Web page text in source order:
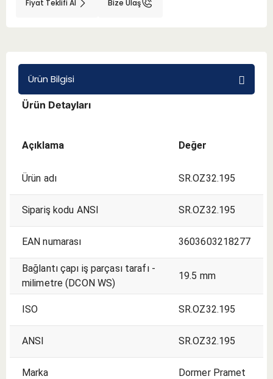
Adaptörler
Aksesuarlar
Fiyat Teklifi Al Bize Ulaş
Ürün Bilgisi
Ürün Detayları
Açıklama Değer
Ürün adı SR.OZ32.195
Sipariş kodu ANSI SR.OZ32.195
EAN numarası 3603603218277
Bağlantı çapı iş parçası tarafı -
milimetre (DCON WS)
19.5 mm
ISO SR.OZ32.195
ANSI SR.OZ32.195
Marka Dormer Pramet